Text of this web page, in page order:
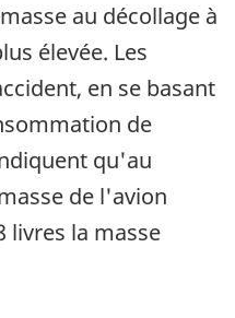
au décollage à
élevée. Les
en se basant
de
qu'au
de l'avion
livres la masse